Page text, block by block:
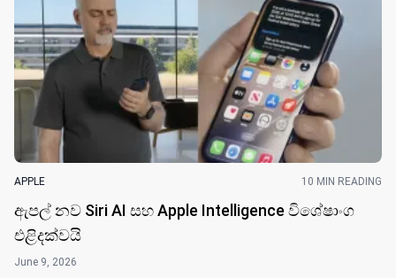
APPLE 10 MIN READING
ඇපල් නව Siri AI සහ Apple Intelligence විශේෂාංග
එළිදක්වයි
June 9, 2026